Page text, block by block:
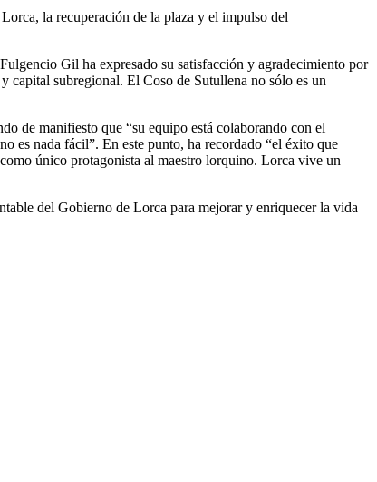
la recuperación de la plaza y el impulso del
Gil ha expresado su satisfacción y agradecimiento por
capital subregional. El Coso de Sutullena no sólo es un
de manifiesto que “su equipo está colaborando con el
es nada fácil”. En este punto, ha recordado “el éxito que
único protagonista al maestro lorquino. Lorca vive un
del Gobierno de Lorca para mejorar y enriquecer la vida